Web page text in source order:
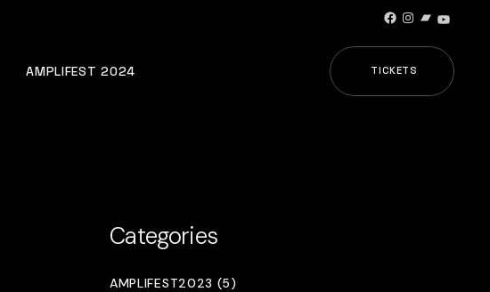
Facebook
Instagram
Bandcamp
AMPLIFEST 2024 TICKETS
Categories
AMPLIFEST2023 (5)